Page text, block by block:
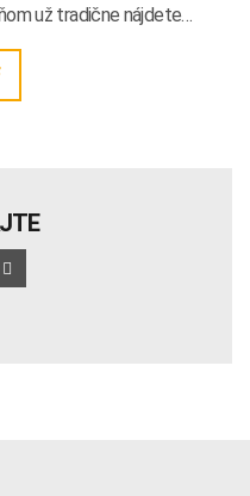
už tradične nájdete…